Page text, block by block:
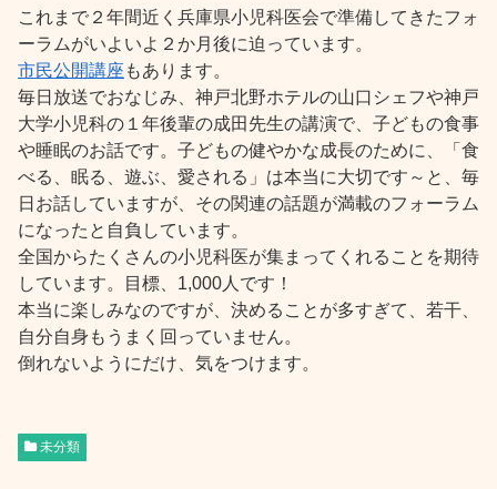
これまで２年間近く兵庫県小児科医会で準備してきたフォ
ーラムがいよいよ２か月後に迫っています。
市民公開講座 もあります。
毎日放送でおなじみ、神戸北野ホテルの山口シェフや神戸
大学小児科の１年後輩の成田先生の講演で、子どもの食事
や睡眠のお話です。子どもの健やかな成長のために、「食
べる、眠る、遊ぶ、愛される」は本当に大切です～と、毎
日お話していますが、その関連の話題が満載のフォーラム
になったと自負しています。
全国からたくさんの小児科医が集まってくれることを期待
しています。目標、1,000人です！
本当に楽しみなのですが、決めることが多すぎて、若干、
自分自身もうまく回っていません。
倒れないようにだけ、気をつけます。
未分類